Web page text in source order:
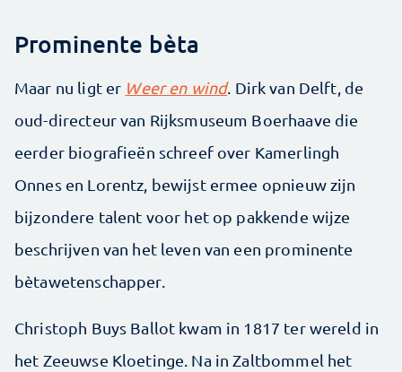
Prominente bèta
Maar nu ligt er Weer en wind. Dirk van Delft, de
oud-directeur van Rijksmuseum Boerhaave die
eerder biografieën schreef over Kamerlingh
Onnes en Lorentz, bewijst ermee opnieuw zijn
bijzondere talent voor het op pakkende wijze
beschrijven van het leven van een prominente
bètawetenschapper.
Christoph Buys Ballot kwam in 1817 ter wereld in
het Zeeuwse Kloetinge. Na in Zaltbommel het